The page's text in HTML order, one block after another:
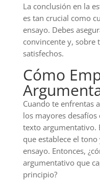
La conclusión en la
es tan crucial como
ensayo. Debes
convincente y, sobre
satisfechos.
Cómo
Cuando te enfrentas
los mayores
texto argumentativo.
que establece el
ensayo. Entonces,
argumentativo que
principio?